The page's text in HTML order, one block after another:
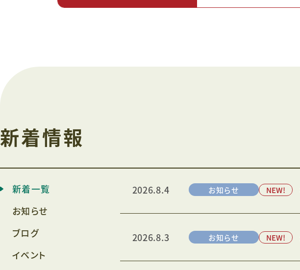
新着情報
新着一覧
お知らせ
ブログ
イベント
2026.8.4 お知らせ NEW!
2026.8.3 お知らせ NEW!